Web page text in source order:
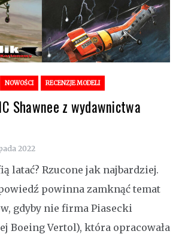
NOWOŚCI RECENZJE MODELI
Shawnee z wydawnictwa
2022
latać? Rzucone jak najbardziej.
powinna zamknąć temat
gdyby nie firma Piasecki
Boeing Vertol), która opracowała